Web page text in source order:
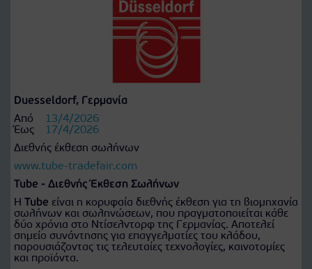
Duesseldorf, Γερμανία
Από
13/4/2026
Έως
17/4/2026
Διεθνής έκθεση σωλήνων
www.tube-tradefair.com
Tube - Διεθνής Έκθεση Σωλήνων
Η Tube είναι η κορυφαία διεθνής έκθεση για τη βιομηχανία
σωλήνων και σωληνώσεων, που πραγματοποιείται κάθε
δύο χρόνια στο Ντίσελντορφ της Γερμανίας. Αποτελεί
σημείο συνάντησης για επαγγελματίες του κλάδου,
παρουσιάζοντας τις τελευταίες τεχνολογίες, καινοτομίες
και προϊόντα.